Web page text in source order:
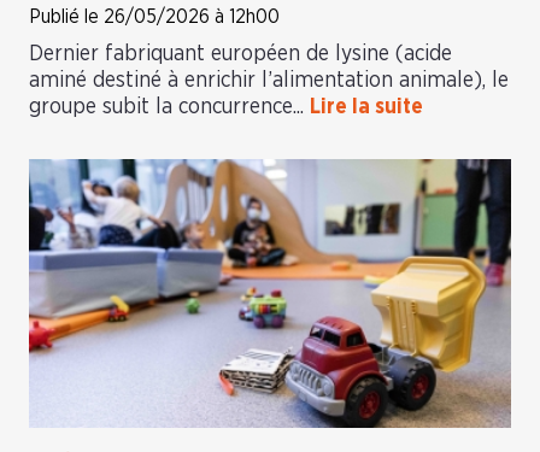
Publié le 26/05/2026 à 12h00
Dernier fabriquant européen de lysine (acide
aminé destiné à enrichir l’alimentation animale), le
groupe subit la concurrence... Lire la suite